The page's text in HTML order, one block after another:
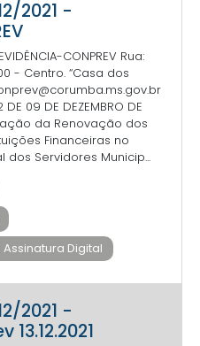
2021 -
CONPREV Rua:
- Centro. “Casa dos
DE 09 DE DEZEMBRO DE
da Renovação dos
Financeiras no
dos Servidores Municip...
Digital
2021 -